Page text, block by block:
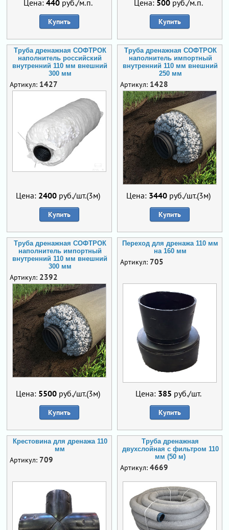
Цена: 440 руб./м.п.
Купить
Цена: 500 руб./м.п.
Купить
Труба дренажная СОФТРОК
наполнитель российский
внутренний 110 мм внешний
300 мм
Артикул: 1427
Цена: 2400 руб./шт.(3м)
Купить
Труба дренажная СОФТРОК
наполнитель импортный
внутренний 110 мм внешний
250 мм
Артикул: 1428
Цена: 3440 руб./шт.(3м)
Купить
Труба дренажная СОФТРОК
наполнитель импортный
внутренний 110 мм внешний
300 мм
Артикул: 2392
Цена: 5500 руб./шт.(3м)
Купить
Переход для дренажа 110 мм
на 160 мм
Артикул: 705
Цена: 385 руб./шт.
Купить
Крестовина для дренажа 110
мм
Артикул: 709
Труба дренажная
двухслойная с фильтром 110
мм (50 м)
Артикул: 4669